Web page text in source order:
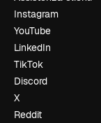
Instagram
YouTube
LinkedIn
TikTok
Discord
X
Reddit